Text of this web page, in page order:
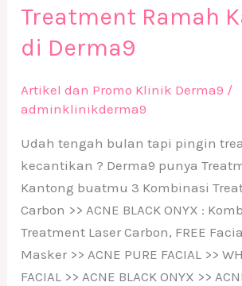
Treatment Ramah
di Derma9
Artikel dan Promo Klinik Derma9 /
adminklinikderma9
Udah tengah bulan tapi pingin
kecantikan ? Derma9 punya
Kantong buatmu 3 Kombinasi
Carbon >> ACNE BLACK ONYX :
Treatment Laser Carbon, FREE
Masker >> ACNE PURE FACIAL >>
FACIAL >> ACNE BLACK ONYX >>